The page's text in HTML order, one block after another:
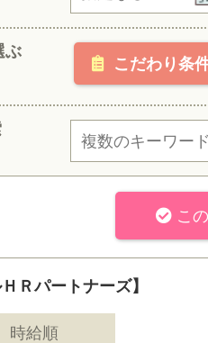
ぶ
こだわり条
こ
Ｒパートナーズ】
時給順